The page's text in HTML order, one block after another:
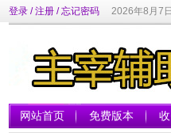
登录/注册/忘记密码 2026年8月7
网站首页 免费版本